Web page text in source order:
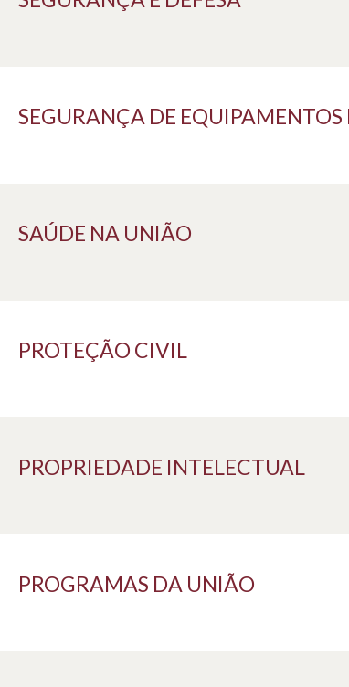
SEGURANÇA DE EQUIPAMENTOS
SAÚDE NA UNIÃO
PROTEÇÃO CIVIL
PROPRIEDADE INTELECTUAL
PROGRAMAS DA UNIÃO